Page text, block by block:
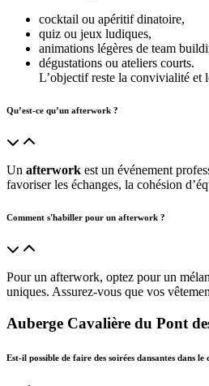
cocktail ou apéritif dinatoire,
quiz ou jeux ludiques,
animations légères de team
dégustations ou ateliers courts.
L’objectif reste la convivialité et
Qu’est-ce qu’un afterwork ?
Un afterwork est un événement
favoriser les échanges, la cohésion
Comment s'habiller pour un afterwork ?
Pour un afterwork, optez pour un
uniques. Assurez-vous que vos
Auberge Cavalière du Pont
Est-il possible de faire des soirées dansantes dans